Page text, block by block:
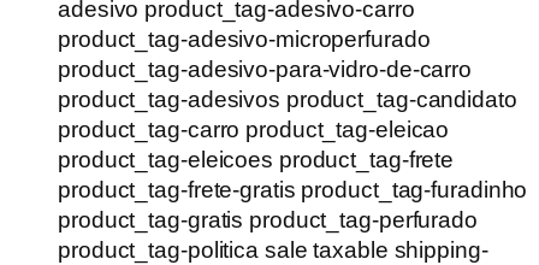
adesivo product_tag-adesivo-carro
product_tag-adesivo-microperfurado
product_tag-adesivo-para-vidro-de-carro
product_tag-adesivos product_tag-candidato
product_tag-carro product_tag-eleicao
product_tag-eleicoes product_tag-frete
product_tag-frete-gratis product_tag-furadinho
product_tag-gratis product_tag-perfurado
product_tag-politica sale taxable shipping-